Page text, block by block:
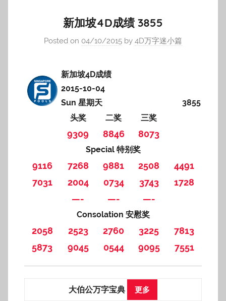
新加坡4D成绩 3855
Posted on 04/10/2015 by 4D万字迷小篇
新加坡4D成绩
2015-10-04
Sun 星期天
3855
头奖
二奖 三奖
9309 8846 8073
Special 特别奖
9116 7268 9881 2508
4491
7031
2004 0734 3743
1728
—-
—- —-
Consolation 安慰奖
2058 2523 2760 3225
7813
5873
9045 0544 9095 7551
大伯公万字宝典 更多